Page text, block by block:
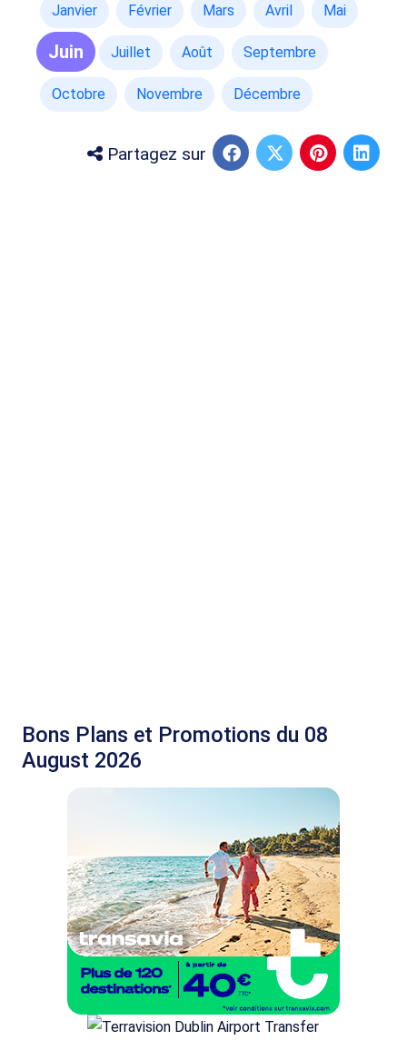
Janvier Février Mars Avril Mai
Juin Juillet Août Septembre
Octobre Novembre Décembre
Partagez sur
Bons Plans et Promotions du 08
August 2026